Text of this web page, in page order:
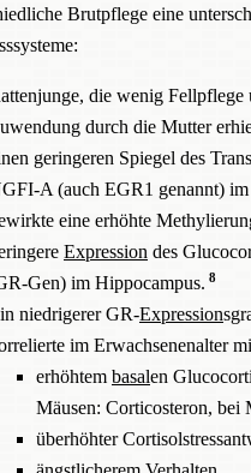
Brutpflege eine
die wenig Fellpflege
durch die Mutter
geringeren Spiegel des
A (auch EGR1 genannt)
eine erhöhte
Expression des
Gen) im Hippocampus. 8
niedrigerer GR-Expression
im Erwachsenenalter
erhöhtem basalen
Mäusen: Corticosteron, bei
überhöhter